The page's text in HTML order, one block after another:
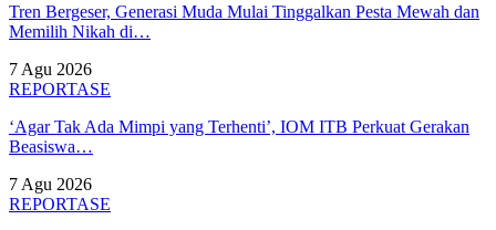
Tren Bergeser, Generasi Muda Mulai Tinggalkan Pesta Mewah dan
Memilih Nikah di…
7 Agu 2026
REPORTASE
‘Agar Tak Ada Mimpi yang Terhenti’, IOM ITB Perkuat Gerakan
Beasiswa…
7 Agu 2026
REPORTASE